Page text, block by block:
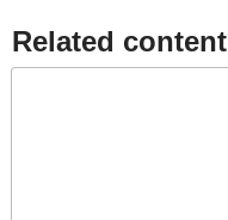
Related content​